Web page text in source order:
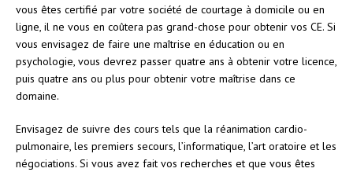
vous êtes certifié par votre société de courtage à domicile ou en
ligne, il ne vous en coûtera pas grand-chose pour obtenir vos CE. Si
vous envisagez de faire une maîtrise en éducation ou en
psychologie, vous devrez passer quatre ans à obtenir votre licence,
puis quatre ans ou plus pour obtenir votre maîtrise dans ce
domaine.
Envisagez de suivre des cours tels que la réanimation cardio-
pulmonaire, les premiers secours, l’informatique, l’art oratoire et les
négociations. Si vous avez fait vos recherches et que vous êtes